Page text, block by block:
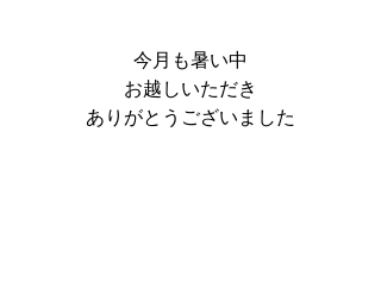
今月も暑い中
お越しいただき
ありがとうございました